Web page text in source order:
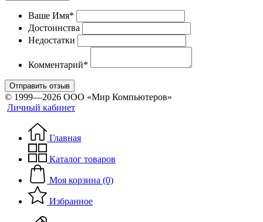
Ваше Имя*
Достоинства
Недостатки
Комментарий*
Отправить отзыв
© 1999—2026 ООО «Мир Компьютеров»
Личный кабинет
Главная
Каталог товаров
Моя корзина (0)
Избранное